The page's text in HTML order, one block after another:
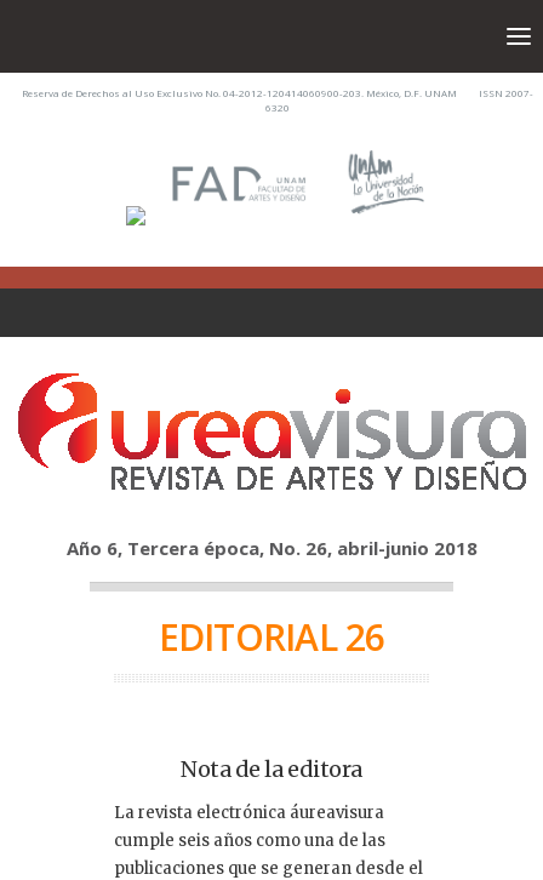
Reserva de Derechos al Uso Exclusivo No. 04-2012-120414060900-203. México, D.F. UNAM ISSN 2007-
6320
Año 6, Tercera época, No. 26, abril-junio 2018
EDITORIAL 26
Nota de la editora
La revista electrónica áureavisura
cumple seis años como una de las
publicaciones que se generan desde el